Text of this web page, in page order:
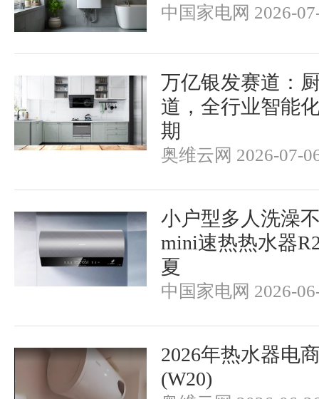
中国家电网 2026-
万亿银发赛道：
道，全行业智能
期
奥维云网 2026-07-
小户型多人洗澡
mini速热热水器
夏
中国家电网 2026-
2026年热水器电
(W20)